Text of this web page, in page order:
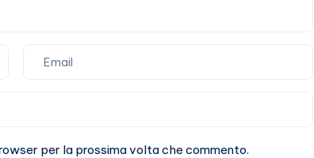
per la prossima volta che commento.